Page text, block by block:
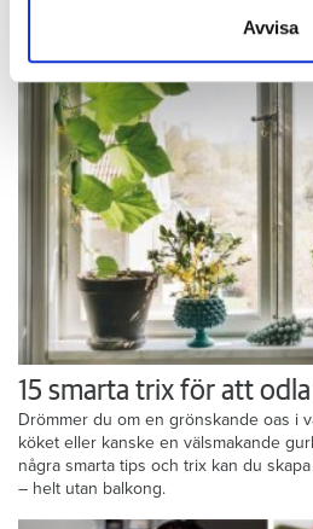
samlat in när du har använt deras
Avvisa
15 smarta trix för att
Drömmer du om en grönskande oas i
köket eller kanske en välsmakande
några smarta tips och trix kan du
– helt utan balkong.